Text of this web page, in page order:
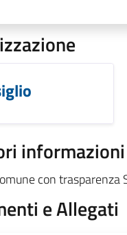
informazioni
con trasparenza
e Allegati